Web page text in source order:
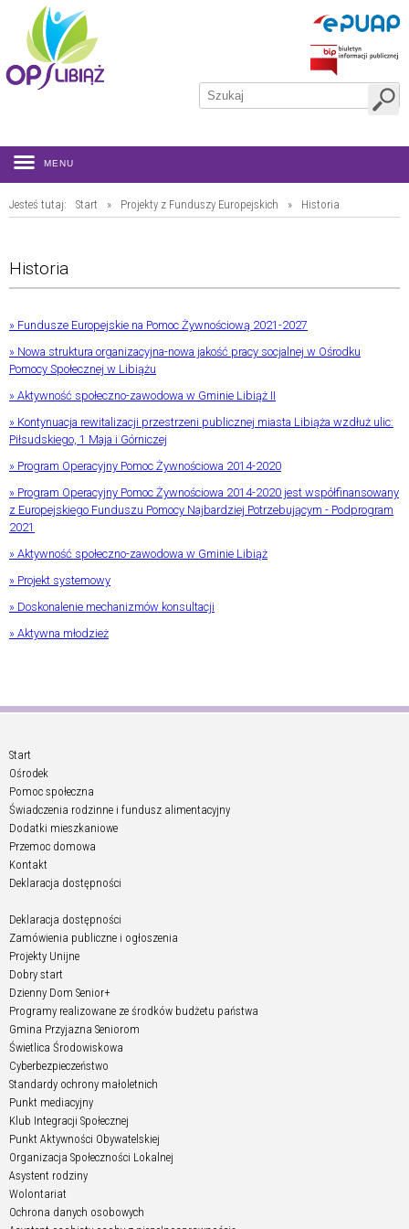
MENU
Jesteś tutaj: Start » Projekty z Funduszy Europejskich » Historia
Historia
» Fundusze Europejskie na Pomoc Żywnościową 2021-2027
» Nowa struktura organizacyjna-nowa jakość pracy socjalnej w Ośrodku
Pomocy Społecznej w Libiążu
» Aktywność społeczno-zawodowa w Gminie Libiąż II
» Kontynuacja rewitalizacji przestrzeni publicznej miasta Libiąża wzdłuż ulic:
Piłsudskiego, 1 Maja i Górniczej
» Program Operacyjny Pomoc Żywnościowa 2014-2020
» Program Operacyjny Pomoc Żywnościowa 2014-2020 jest współfinansowany
z Europejskiego Funduszu Pomocy Najbardziej Potrzebującym - Podprogram
2021
» Aktywność społeczno-zawodowa w Gminie Libiąż
» Projekt systemowy
» Doskonalenie mechanizmów konsultacji
» Aktywna młodzież
Start
Ośrodek
Pomoc społeczna
Świadczenia rodzinne i fundusz alimentacyjny
Dodatki mieszkaniowe
Przemoc domowa
Kontakt
Deklaracja dostępności
Deklaracja dostępności
Zamówienia publiczne i ogłoszenia
Projekty Unijne
Dobry start
Dzienny Dom Senior+
Programy realizowane ze środków budżetu państwa
Gmina Przyjazna Seniorom
Świetlica Środowiskowa
Cyberbezpieczeństwo
Standardy ochrony małoletnich
Punkt mediacyjny
Klub Integracji Społecznej
Punkt Aktywności Obywatelskiej
Organizacja Społeczności Lokalnej
Asystent rodziny
Wolontariat
Ochrona danych osobowych